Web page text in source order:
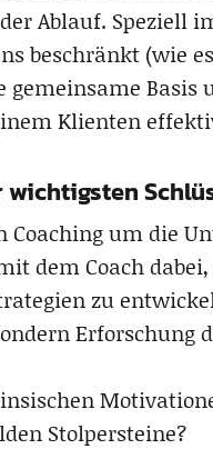
Ablauf. Speziell
beschränkt (wie
gemeinsame
Klienten
Coaching um die
dem Coach
zu
Stolpersteine?